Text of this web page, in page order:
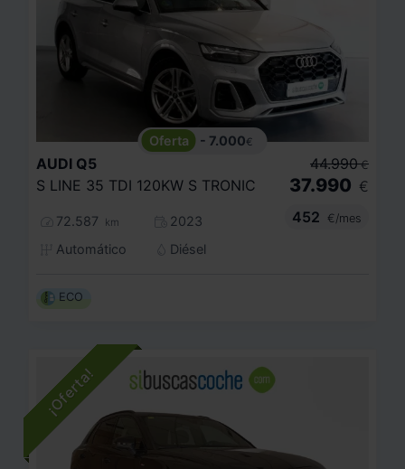
- 7.000€
AUDI Q5
S LINE 35 TDI 120KW S TRONIC
72.587 km
2023
Automático
Diésel
44.990 €
37.990 €
452
€/mes
ECO